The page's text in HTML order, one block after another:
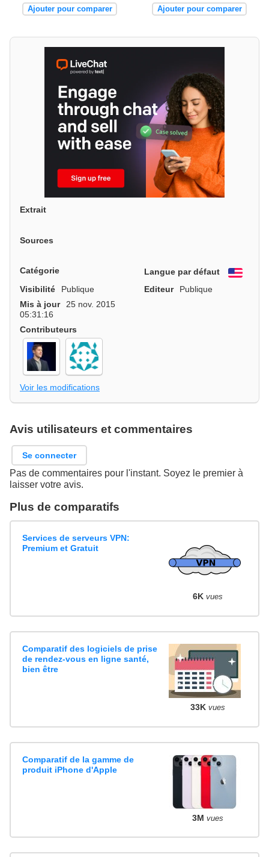
Ajouter pour comparer Ajouter pour comparer
Extrait
Sources
Catégorie Langue par défaut
Visibilité
Publique Editeur
Publique
Mis à jour
25 nov. 2015
05:31:16
Contributeurs
Voir les modifications
Avis utilisateurs et commentaires
Se connecter
Pas de commentaires pour l'instant. Soyez le premier à
laisser votre avis.
Plus de comparatifs
Services de serveurs VPN:
Premium et Gratuit
6K vues
Comparatif des logiciels de prise
de rendez-vous en ligne santé,
bien être
33K vues
Comparatif de la gamme de
produit iPhone d'Apple
3M vues